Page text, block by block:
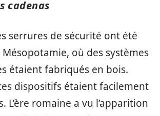
cadenas
serrures de sécurité ont été
où des systèmes
étaient fabriqués en bois.
dispositifs étaient facilement
L’ère romaine a vu l’apparition